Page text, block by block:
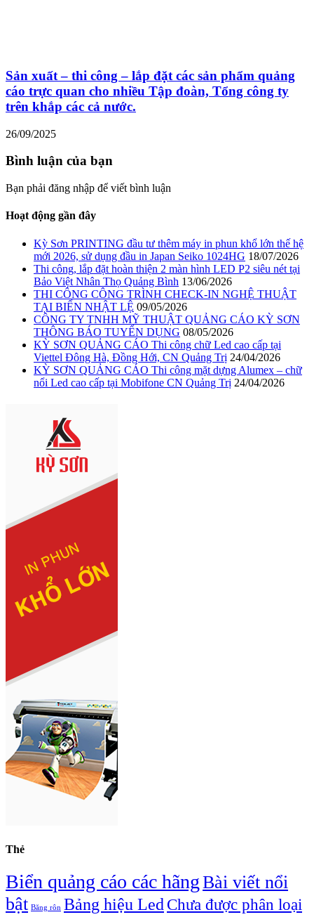
Sản xuất – thi công – lắp đặt các sản phẩm quảng
cáo trực quan cho nhiều Tập đoàn, Tổng công ty
trên khắp các cả nước.
26/09/2025
Bình luận của bạn
Bạn phải đăng nhập để viết bình luận
Hoạt động gần đây
Kỳ Sơn PRINTING đầu tư thêm máy in phun khổ lớn thế hệ
mới 2026, sử dụng đầu in Japan Seiko 1024HG 18/07/2026
Thi công, lắp đặt hoàn thiện 2 màn hình LED P2 siêu nét tại
Bảo Việt Nhân Thọ Quảng Bình 13/06/2026
THI CÔNG CÔNG TRÌNH CHECK-IN NGHỆ THUẬT
TẠI BIỂN NHẬT LỆ 09/05/2026
CÔNG TY TNHH MỸ THUẬT QUẢNG CÁO KỲ SƠN
THÔNG BÁO TUYỂN DỤNG 08/05/2026
KỲ SƠN QUẢNG CÁO Thi công chữ Led cao cấp tại
Viettel Đông Hà, Đồng Hới, CN Quảng Trị 24/04/2026
KỲ SƠN QUẢNG CÁO Thi công mặt dựng Alumex – chữ
nổi Led cao cấp tại Mobifone CN Quảng Trị 24/04/2026
Thẻ
Biển quảng cáo các hãngBài viết nổi
bật Băng rôn Bảng hiệu Led Chưa được phân loại